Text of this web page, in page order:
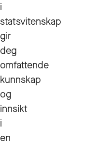
i
statsvitenskap
gir
deg
omfattende
kunnskap
og
innsikt
i
en